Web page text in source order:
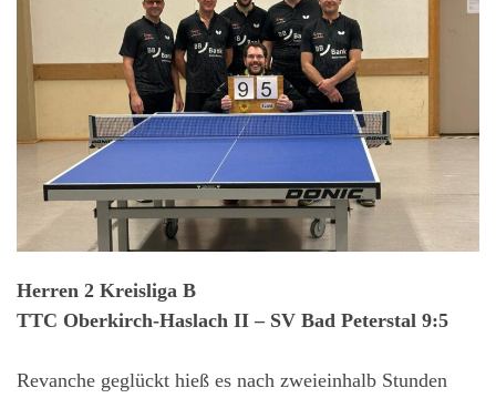
Herren 2 Kreisliga B
TTC Oberkirch-Haslach II – SV Bad Peterstal 9:5
Revanche geglückt hieß es nach zweieinhalb Stunden